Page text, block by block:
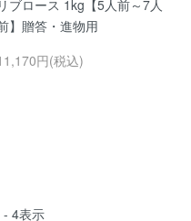
リブロース 1kg【5人前～7人
】贈答・進物用
円(税込)
- 4表示